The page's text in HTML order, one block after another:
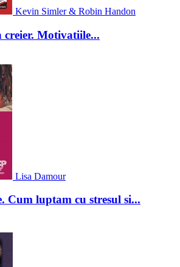
Kevin Simler & Robin Handon
Motivatiile...
Lisa Damour
Cum luptam cu stresul si...